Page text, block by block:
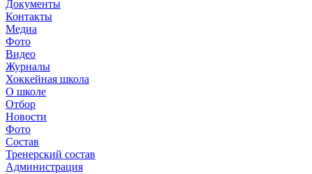
Документы
Контакты
Медиа
Фото
Видео
Журналы
Хоккейная школа
О школе
Отбор
Новости
Фото
Состав
Тренерский состав
Администрация